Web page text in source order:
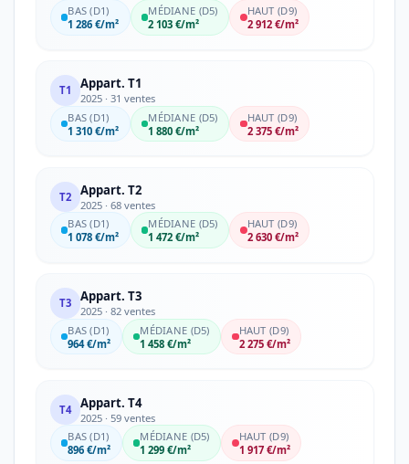
BAS (D1)
1 286 €/m²
MÉDIANE (D5)
2 103 €/m²
HAUT (D9)
2 912 €/m²
T1 Appart. T1
2025 · 31 ventes
BAS (D1)
1 310 €/m²
MÉDIANE (D5)
1 880 €/m²
HAUT (D9)
2 375 €/m²
T2 Appart. T2
2025 · 68 ventes
BAS (D1)
1 078 €/m²
MÉDIANE (D5)
1 472 €/m²
HAUT (D9)
2 630 €/m²
T3 Appart. T3
2025 · 82 ventes
BAS (D1)
964 €/m²
MÉDIANE (D5)
1 458 €/m²
HAUT (D9)
2 275 €/m²
T4 Appart. T4
2025 · 59 ventes
BAS (D1)
896 €/m²
MÉDIANE (D5)
1 299 €/m²
HAUT (D9)
1 917 €/m²